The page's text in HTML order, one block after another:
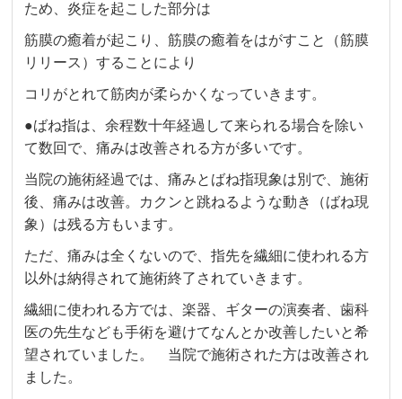
ため、炎症を起こした部分は
筋膜の癒着が起こり、筋膜の癒着をはがすこと（筋膜
リリース）することにより
コリがとれて筋肉が柔らかくなっていきます。
●ばね指は、余程数十年経過して来られる場合を除い
て数回で、痛みは改善される方が多いです。
当院の施術経過では、痛みとばね指現象は別で、施術
後、痛みは改善。カクンと跳ねるような動き（ばね現
象）は残る方もいます。
ただ、痛みは全くないので、指先を繊細に使われる方
以外は納得されて施術終了されていきます。
繊細に使われる方では、楽器、ギターの演奏者、歯科
医の先生なども手術を避けてなんとか改善したいと希
望されていました。 当院で施術された方は改善され
ました。